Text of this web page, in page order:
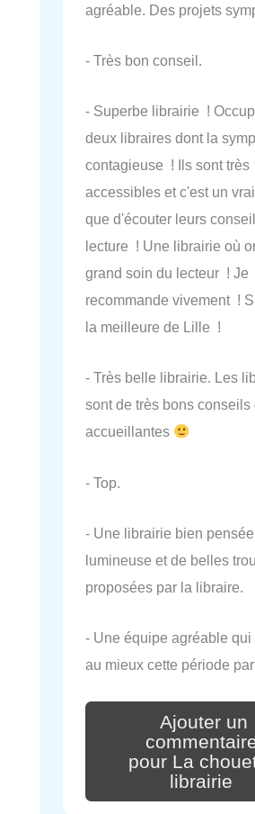
agréable. Des projets
- Très bon conseil.
- Superbe librairie !
deux libraires dont la
contagieuse ! Ils sont très
accessibles et c'est un
que d'écouter leurs
lecture ! Une librairie où
grand soin du lecteur ! Je
recommande vivement !
la meilleure de Lille !
- Très belle librairie. Les
sont de très bons conseils
accueillantes
- Top.
- Une librairie bien
lumineuse et de belles
proposées par la libraire.
- Une équipe agréable qui
au mieux cette période
Ajouter un
pour La
librairie